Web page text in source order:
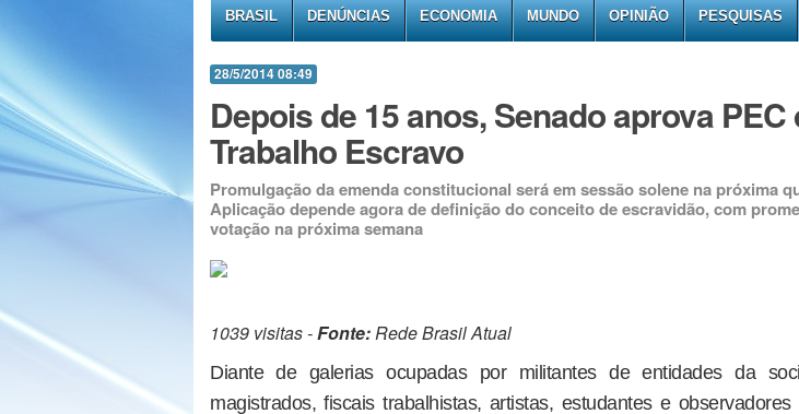
BRASIL DENÚNCIAS ECONOMIA MUNDO OPINIÃO PESQUISAS
28/5/2014 08:49
Depois de 15 anos, Senado aprova PEC
Trabalho Escravo
Promulgação da emenda constitucional será em sessão solene na próxima
Aplicação depende agora de definição do conceito de escravidão, com
votação na próxima semana
1039 visitas -Fonte:Rede Brasil Atual
Diante de galerias ocupadas por militantes de entidades da
magistrados, fiscais trabalhistas, artistas, estudantes e